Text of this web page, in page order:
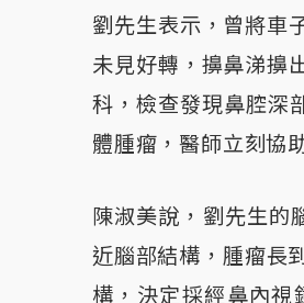
劉先生表示，曾將車
未見好轉，擤鼻涕擤
科，檢查發現鼻腔深
體腫瘤，醫師立刻協
陳淑美說，劉先生的
近腦部結構，腫瘤長
構，決定採經鼻內視